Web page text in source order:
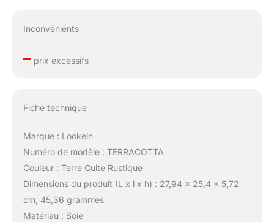
Inconvénients
–prix excessifs
Fiche technique
Marque : Lookein
Numéro de modèle : TERRACOTTA
Couleur : Terre Cuite Rustique
Dimensions du produit (L x l x h) : 27,94 x 25,4 x 5,72
cm; 45,36 grammes
Matériau : Soie